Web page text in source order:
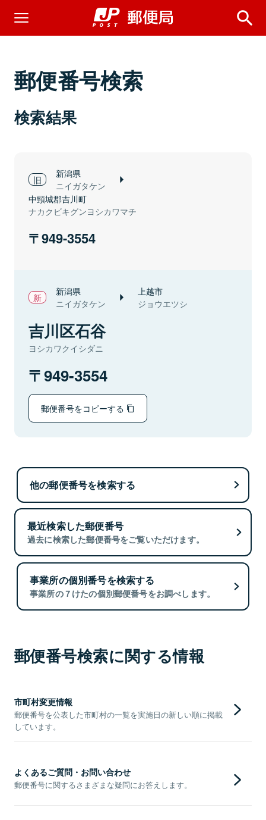
郵便番号検索
検索結果
新潟県
ニイガタケン
中頸城郡吉川町
ナカクビキグンヨシカワマチ
949-3554
新潟県
ニイガタケン
上越市
ジョウエツシ
吉川区石谷
ヨシカワクイシダニ
949-3554
郵便番号をコピーする
他の郵便番号を検索する
最近検索した郵便番号
過去に検索した郵便番号をご覧いただけます。
事業所の個別番号を検索する
事業所の７けたの個別郵便番号をお調べします。
郵便番号検索に関する情報
市町村変更情報
郵便番号を公表した市町村の一覧を実施日の新しい順に掲載
しています。
よくあるご質問・お問い合わせ
郵便番号に関するさまざまな疑問にお答えします。